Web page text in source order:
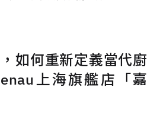
如何重新定義當代廚
上海旗艦店「嘉